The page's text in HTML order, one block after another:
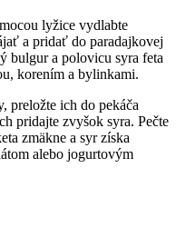
lyžice vydlabte
a pridať do paradajkovej
bulgur a polovicu syra feta
korením a bylinkami.
preložte ich do pekáča
pridajte zvyšok syra. Pečte
zmäkne a syr získa
alebo jogurtovým